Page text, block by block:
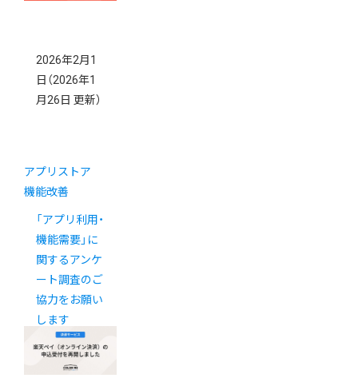
2026年2月1
日 （2026年1
月26日 更新）
アプリストア
機能改善
「アプリ利用・
機能需要」に
関するアンケ
ート調査のご
協力をお願い
します